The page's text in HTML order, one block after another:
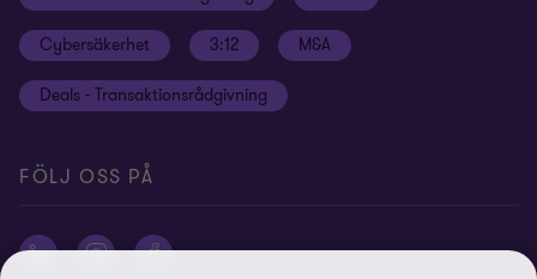
Press
Grant Thornton International Ltd
Site map
Cybersäkerhet 3:12 M&A
Deals - Transaktionsrådgivning
FÖLJ OSS PÅ